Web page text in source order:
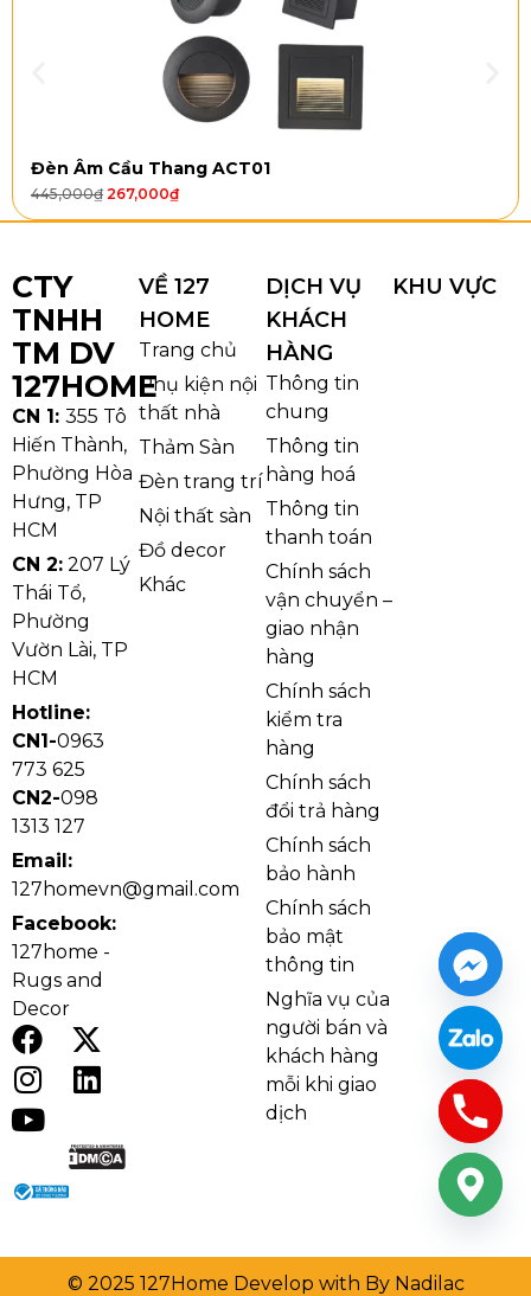
Đèn Âm Cầu Thang ACT01
445,000₫ 267,000₫
CTY
TNHH
TM DV
127HOME
CN 1: 355 Tô
Hiến Thành,
Phường Hòa
Hưng, TP
HCM
CN 2: 207 Lý
Thái Tổ,
Phường
Vườn Lài, TP
HCM
Hotline:
CN1-0963
773 625
CN2-098
1313 127
Email:
127homevn@gmail.com
Facebook:
127home -
Rugs and
Decor
VỀ 127
HOME
Trang chủ
Phụ kiện nội
thất nhà
Thảm Sàn
Đèn trang trí
Nội thất sàn
Đồ decor
Khác
DỊCH VỤ
KHÁCH
HÀNG
Thông tin
chung
Thông tin
hàng hoá
Thông tin
thanh toán
Chính sách
vận chuyển –
giao nhận
hàng
Chính sách
kiểm tra
hàng
Chính sách
đổi trả hàng
Chính sách
bảo hành
Chính sách
bảo mật
thông tin
Nghĩa vụ của
người bán và
khách hàng
mỗi khi giao
dịch
KHU VỰC
© 2025 127Home Develop with By Nadilac